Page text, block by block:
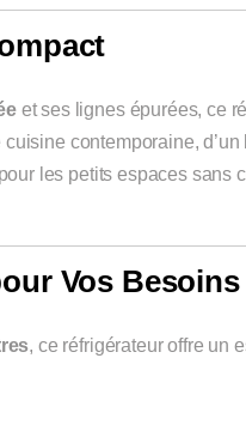
et ses lignes épurées, ce
cuisine contemporaine,
les petits espaces sans
Vos
, ce réfrigérateur offre un